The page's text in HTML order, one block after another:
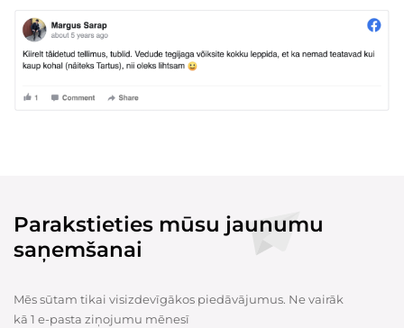
Parakstieties mūsu jaunumu
saņemšanai
Mēs sūtam tikai visizdevīgākos piedāvājumus. Ne vairāk
kā 1 e-pasta ziņojumu mēnesī